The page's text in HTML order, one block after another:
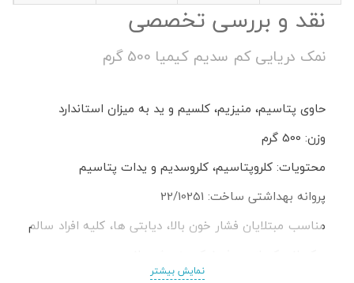
نقد و بررسی تخصصی
نمک دریایی کم سدیم کیمیا 500 گرم
حاوی پتاسیم، منیزیم، کلسیم و ید به میزان استاندارد
وزن: 500 گرم
محتویات: کلروپتاسیم، کلروسدیم و یدات پتاسیم
پروانه بهداشتی ساخت: 22/10251
مناسب مبتلایان فشار خون بالا، دیابتی ها، کلیه افراد سالم
نمایش بیشتر